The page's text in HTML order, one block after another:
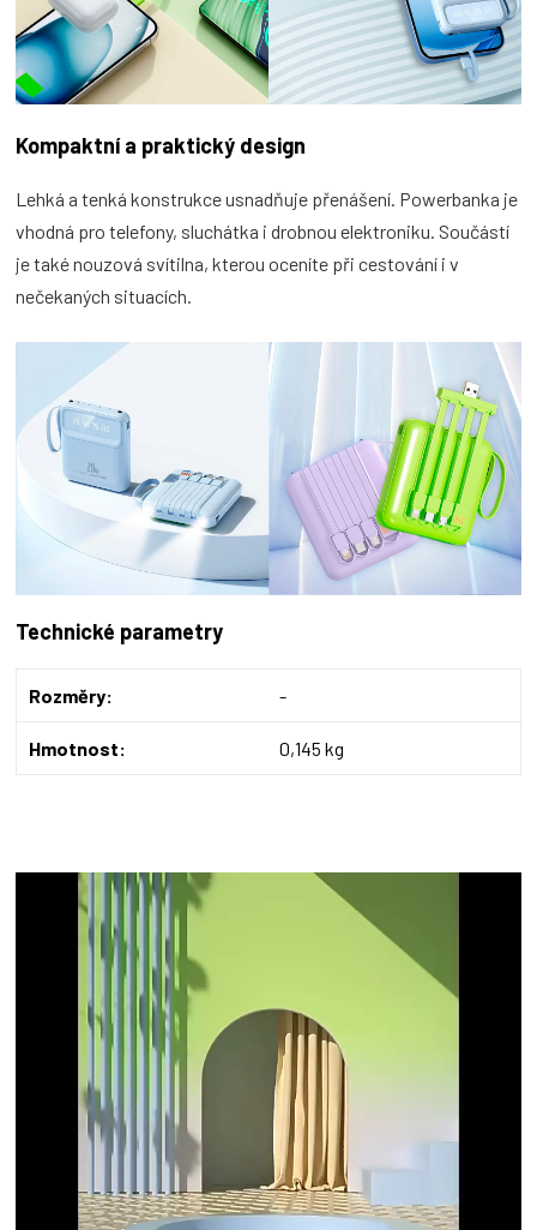
Kompaktní a praktický design
Lehká a tenká konstrukce usnadňuje přenášení. Powerbanka je
vhodná pro telefony, sluchátka i drobnou elektroniku. Součástí
je také nouzová svítilna, kterou oceníte při cestování i v
nečekaných situacích.
Technické parametry
Rozměry: -
Hmotnost: 0,145 kg